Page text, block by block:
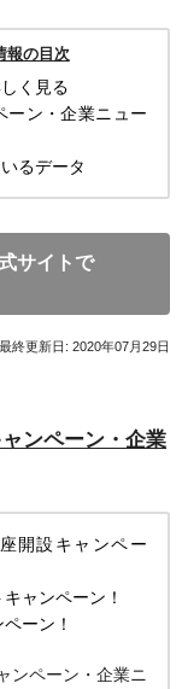
報の目次
く見る
ーン・企業ニュー
るデータ
サイトで
最終更新日: 2020年07月29日
ンペーン・企業
開設キャンペー
ャンペーン！
ーン！
ンペーン・企業ニ